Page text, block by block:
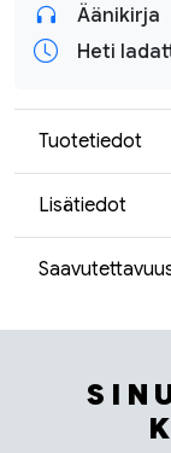
Äänikirja
Heti
Tuotetiedot
Lisätiedot